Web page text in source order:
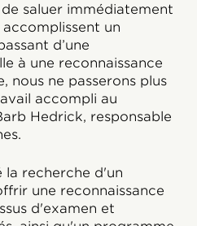
saluer immédiatement
accomplissent un
d’une
à une reconnaissance
nous ne passerons plus
accompli au
Hedrick, responsable
la recherche d'un
une reconnaissance
d'examen et